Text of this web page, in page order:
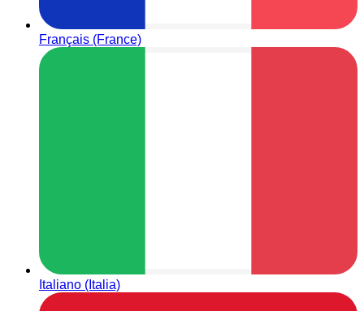
Français (France)
Italiano (Italia)